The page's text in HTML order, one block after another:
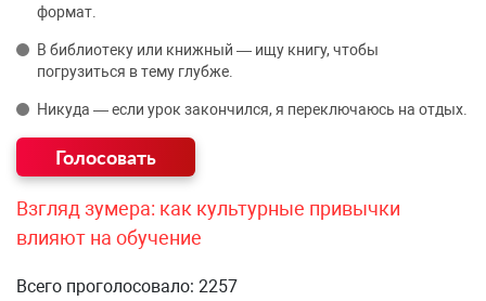
формат.
В библиотеку или книжный — ищу книгу, чтобы
погрузиться в тему глубже.
Никуда — если урок закончился, я переключаюсь на отдых.
Взгляд зумера: как культурные привычки
влияют на обучение
Всего проголосовало: 2257